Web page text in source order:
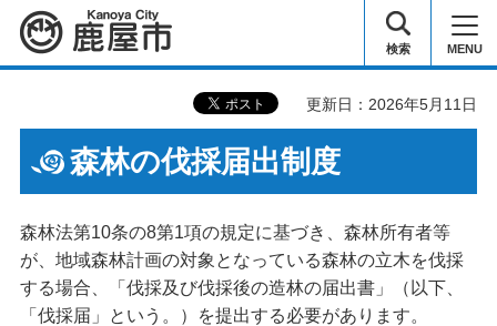
鹿屋市 検索 MENU
更新日：2026年5月11日
森林の伐採届出制度
森林法第10条の8第1項の規定に基づき、森林所有者等
が、地域森林計画の対象となっている森林の立木を伐採
する場合、「伐採及び伐採後の造林の届出書」（以下、
「伐採届」という。）を提出する必要があります。